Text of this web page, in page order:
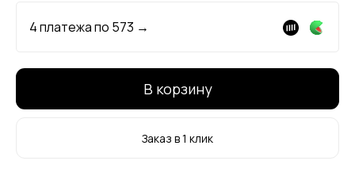
4 платежа по 573 →
В корзину
Заказ в 1 клик